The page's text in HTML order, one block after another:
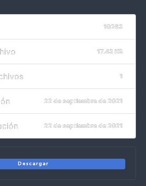
10263
17.43 KB
1
22 de septiembre de 2021
22 de septiembre de 2021
Descargar